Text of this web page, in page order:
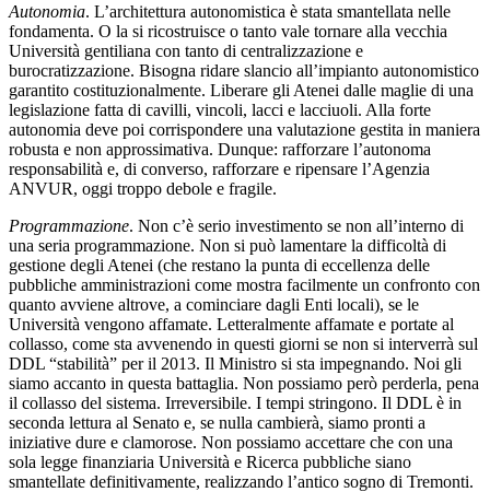
Autonomia. L’architettura autonomistica è stata smantellata nelle
fondamenta. O la si ricostruisce o tanto vale tornare alla vecchia
Università gentiliana con tanto di centralizzazione e
burocratizzazione. Bisogna ridare slancio all’impianto autonomistico
garantito costituzionalmente. Liberare gli Atenei dalle maglie di una
legislazione fatta di cavilli, vincoli, lacci e lacciuoli. Alla forte
autonomia deve poi corrispondere una valutazione gestita in maniera
robusta e non approssimativa. Dunque: rafforzare l’autonoma
responsabilità e, di converso, rafforzare e ripensare l’Agenzia
ANVUR, oggi troppo debole e fragile.
Programmazione. Non c’è serio investimento se non all’interno di
una seria programmazione. Non si può lamentare la difficoltà di
gestione degli Atenei (che restano la punta di eccellenza delle
pubbliche amministrazioni come mostra facilmente un confronto con
quanto avviene altrove, a cominciare dagli Enti locali), se le
Università vengono affamate. Letteralmente affamate e portate al
collasso, come sta avvenendo in questi giorni se non si interverrà sul
DDL “stabilità” per il 2013. Il Ministro si sta impegnando. Noi gli
siamo accanto in questa battaglia. Non possiamo però perderla, pena
il collasso del sistema. Irreversibile. I tempi stringono. Il DDL è in
seconda lettura al Senato e, se nulla cambierà, siamo pronti a
iniziative dure e clamorose. Non possiamo accettare che con una
sola legge finanziaria Università e Ricerca pubbliche siano
smantellate definitivamente, realizzando l’antico sogno di Tremonti.